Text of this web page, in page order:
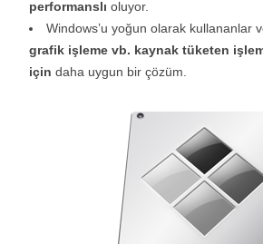
performanslı oluyor.
Windows’u yoğun olarak kullananlar
grafik işleme vb. kaynak tüketen
için daha uygun bir çözüm.